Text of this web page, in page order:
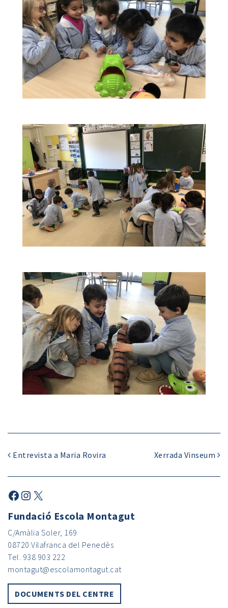
Entrevista a Maria Rovira Xerrada Vinseum
Fundació Escola Montagut
C/Amàlia Soler, 169
08720 Vilafranca del Penedès
Tel. 938 903 222
montagut@escolamontagut.cat
DOCUMENTS DEL CENTRE